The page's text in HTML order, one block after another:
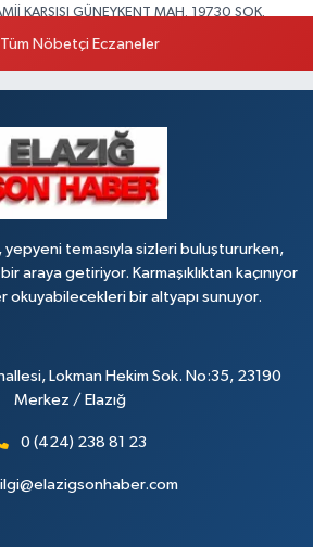
KARŞISI GÜNEYKENT MAH. 19730 SOK.
1. HARPUT CAD. SARISALTIK SOK NO:7 1
Yol Tarifi Al
Tüm Nöbetçi Eczaneler
temasıyla sizleri buluştururken,
araya getiriyor. Karmaşıklıktan kaçınıyor
okuyabilecekleri bir altyapı sunuyor.
Lokman Hekim Sok. No:35, 23190
Merkez / Elazığ
0 (424) 238 81 23